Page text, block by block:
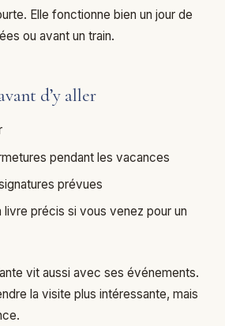
Elle fonctionne bien un jour de
ou avant un train.
d’y aller
pendant les vacances
prévues
livre précis si vous venez pour un
vit aussi avec ses événements.
la visite plus intéressante, mais